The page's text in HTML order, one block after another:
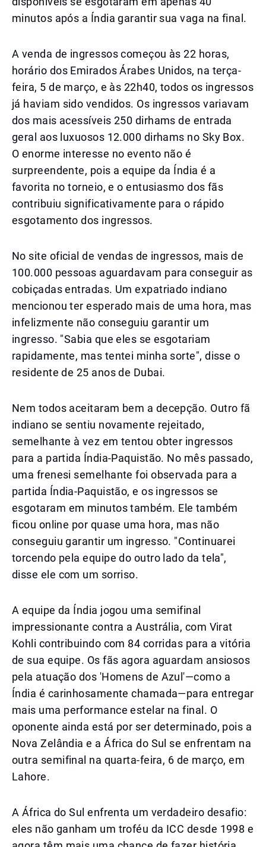
minutos após a Índia garantir sua vaga na final.
A venda de ingressos começou às 22 horas,
horário dos Emirados Árabes Unidos, na terça-
feira, 5 de março, e às 22h40, todos os ingressos
já haviam sido vendidos. Os ingressos variavam
dos mais acessíveis 250 dirhams de entrada
geral aos luxuosos 12.000 dirhams no Sky Box.
O enorme interesse no evento não é
surpreendente, pois a equipe da Índia é a
favorita no torneio, e o entusiasmo dos fãs
contribuiu significativamente para o rápido
esgotamento dos ingressos.
No site oficial de vendas de ingressos, mais de
100.000 pessoas aguardavam para conseguir as
cobiçadas entradas. Um expatriado indiano
mencionou ter esperado mais de uma hora, mas
infelizmente não conseguiu garantir um
ingresso. "Sabia que eles se esgotariam
rapidamente, mas tentei minha sorte", disse o
residente de 25 anos de Dubai.
Nem todos aceitaram bem a decepção. Outro fã
indiano se sentiu novamente rejeitado,
semelhante à vez em tentou obter ingressos
para a partida Índia-Paquistão. No mês passado,
uma frenesi semelhante foi observada para a
partida Índia-Paquistão, e os ingressos se
esgotaram em minutos também. Ele também
ficou online por quase uma hora, mas não
conseguiu garantir um ingresso. "Continuarei
torcendo pela equipe do outro lado da tela",
disse ele com um sorriso.
A equipe da Índia jogou uma semifinal
impressionante contra a Austrália, com Virat
Kohli contribuindo com 84 corridas para a vitória
de sua equipe. Os fãs agora aguardam ansiosos
pela atuação dos 'Homens de Azul'—como a
Índia é carinhosamente chamada—para entregar
mais uma performance estelar na final. O
oponente ainda está por ser determinado, pois a
Nova Zelândia e a África do Sul se enfrentam na
outra semifinal na quarta-feira, 6 de março, em
Lahore.
A África do Sul enfrenta um verdadeiro desafio:
eles não ganham um troféu da ICC desde 1998 e